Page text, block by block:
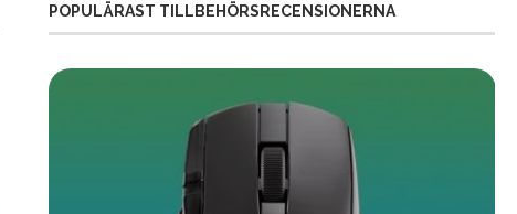
POPULÄRAST TILLBEHÖRSRECENSIONERNA